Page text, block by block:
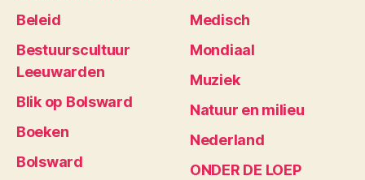
Beleid
Bestuurscultuur
Leeuwarden
Blik op Bolsward
Boeken
Bolsward
Medisch
Mondiaal
Muziek
Natuur en milieu
Nederland
ONDER DE LOEP